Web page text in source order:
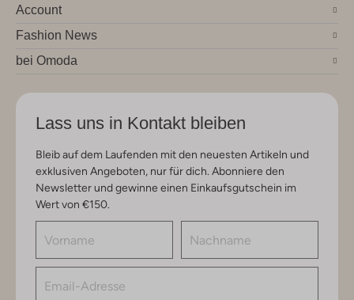
Account
Fashion News
bei Omoda
Lass uns in Kontakt bleiben
Bleib auf dem Laufenden mit den neuesten Artikeln und
exklusiven Angeboten, nur für dich. Abonniere den
Newsletter und gewinne einen Einkaufsgutschein im
Wert von €150.